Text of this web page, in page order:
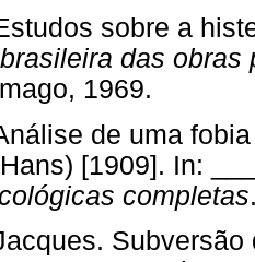
sobre a
das
1969.
de uma
[1909]. In:
completas